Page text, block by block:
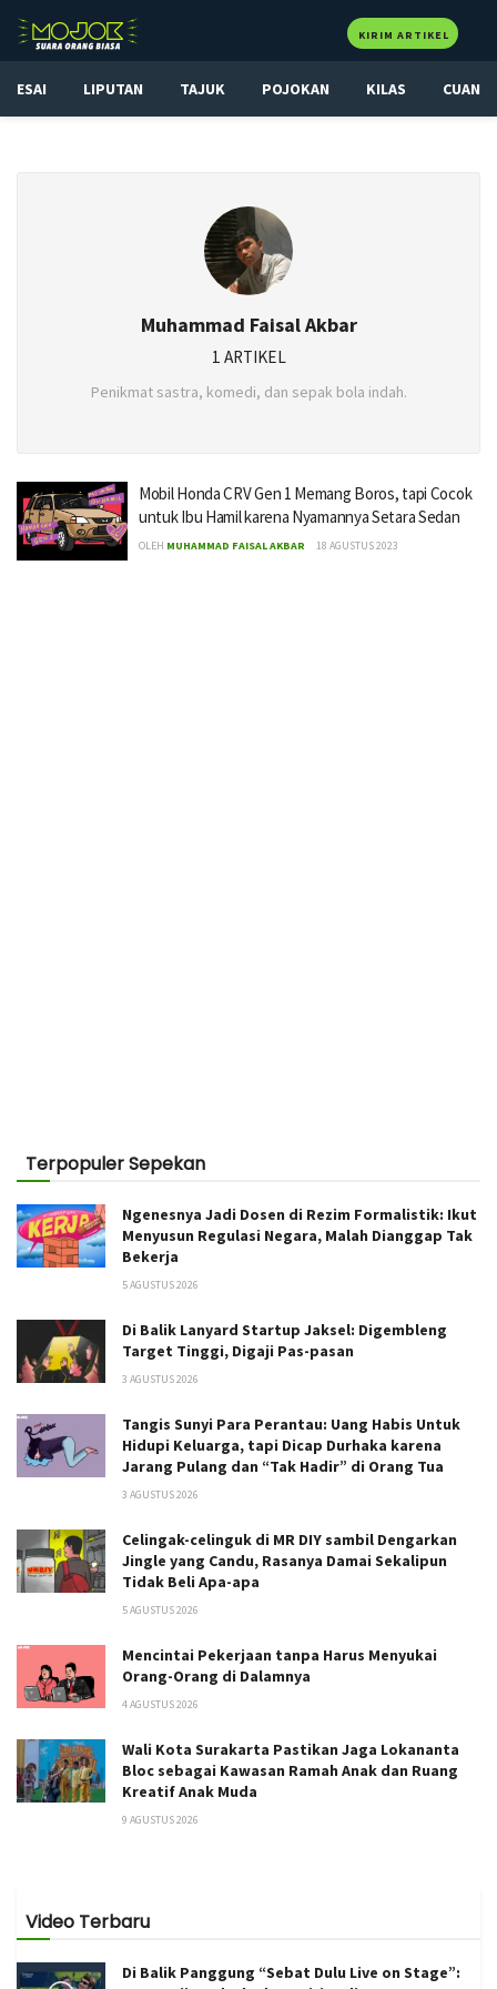
KIRIM ARTIKEL
ESAI LIPUTAN TAJUK POJOKAN KILAS CUAN
Muhammad Faisal Akbar
1 ARTIKEL
Penikmat sastra, komedi, dan sepak bola indah.
Mobil Honda CRV Gen 1 Memang Boros, tapi Cocok
untuk Ibu Hamil karena Nyamannya Setara Sedan
OLEH MUHAMMAD FAISAL AKBAR 18 AGUSTUS 2023
Terpopuler Sepekan
Ngenesnya Jadi Dosen di Rezim Formalistik: Ikut
Menyusun Regulasi Negara, Malah Dianggap Tak
Bekerja
5 AGUSTUS 2026
Di Balik Lanyard Startup Jaksel: Digembleng
Target Tinggi, Digaji Pas-pasan
3 AGUSTUS 2026
Tangis Sunyi Para Perantau: Uang Habis Untuk
Hidupi Keluarga, tapi Dicap Durhaka karena
Jarang Pulang dan “Tak Hadir” di Orang Tua
3 AGUSTUS 2026
Celingak-celinguk di MR DIY sambil Dengarkan
Jingle yang Candu, Rasanya Damai Sekalipun
Tidak Beli Apa-apa
5 AGUSTUS 2026
Mencintai Pekerjaan tanpa Harus Menyukai
Orang-Orang di Dalamnya
4 AGUSTUS 2026
Wali Kota Surakarta Pastikan Jaga Lokananta
Bloc sebagai Kawasan Ramah Anak dan Ruang
Kreatif Anak Muda
9 AGUSTUS 2026
Video Terbaru
Di Balik Panggung “Sebat Dulu Live on Stage”: